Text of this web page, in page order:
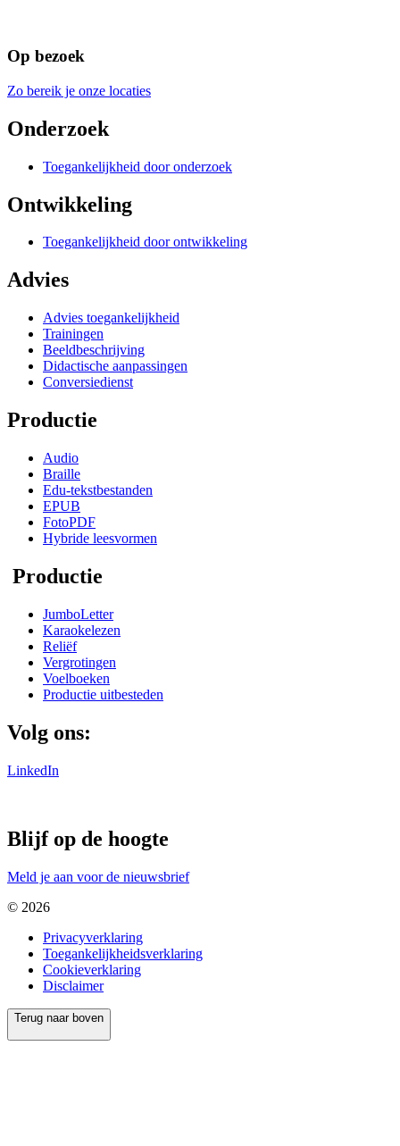
Op bezoek
Zo bereik je onze locaties
Onderzoek
Toegankelijkheid door onderzoek
Ontwikkeling
Toegankelijkheid door ontwikkeling
Advies
Advies toegankelijkheid
Trainingen
Beeldbeschrijving
Didactische aanpassingen
Conversiedienst
Productie
Audio
Braille
Edu-tekstbestanden
EPUB
FotoPDF
Hybride leesvormen
Productie
JumboLetter
Karaokelezen
Reliëf
Vergrotingen
Voelboeken
Productie uitbesteden
Volg ons:
LinkedIn
Blijf op de hoogte
Meld je aan voor de nieuwsbrief
© 2026
Privacyverklaring
Toegankelijkheidsverklaring
Cookieverklaring
Disclaimer
Terug naar boven